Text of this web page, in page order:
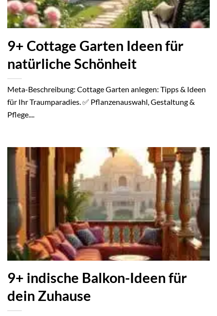
9+ Cottage Garten Ideen für
natürliche Schönheit
Meta-Beschreibung: Cottage Garten anlegen: Tipps & Ideen
für Ihr Traumparadies. ✅ Pflanzenauswahl, Gestaltung &
Pflege....
9+ indische Balkon-Ideen für
dein Zuhause